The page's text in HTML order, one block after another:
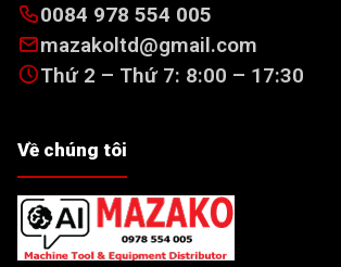
0084 978 554 005
mazakoltd@gmail.com
Thứ 2 – Thứ 7: 8:00 – 17:30
Về chúng tôi